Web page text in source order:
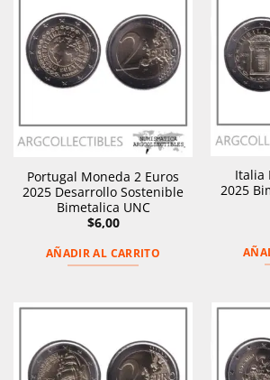
Portugal Moneda 2 Euros
2025 Desarrollo Sostenible
Bimetalica UNC
$6,00
AÑADIR AL CARRITO
Italia
2025